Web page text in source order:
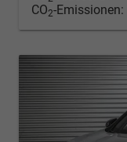
CO2-Emissionen: